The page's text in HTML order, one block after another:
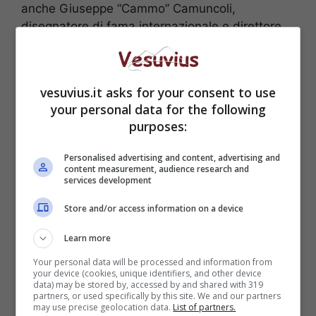
anche Giuseppe “Cammo” Camuncoli,
disegnatore di fama internazionale e direttore
della sede di Reggio Emilia della Scuola. “
grande soddisfazione è vedere i giovani
addirittura più gratificante ammirare i progressi
di chi, magari meno talentuoso di altri, con
dedizione e sudore riesce a raggiungere alti
vesuvius.it asks for your consent to use
your personal data for the following
purposes:
Personalised advertising and content, advertising and
content measurement, audience research and
services development
Store and/or access information on a device
Learn more
Your personal data will be processed and information from
your device (cookies, unique identifiers, and other device
data) may be stored by, accessed by and shared with 319
partners, or used specifically by this site. We and our partners
may use precise geolocation data. List of partners.